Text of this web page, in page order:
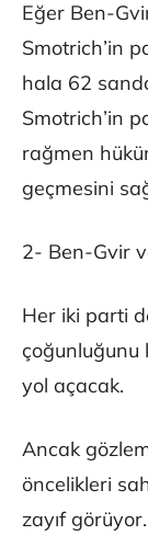
Eğer Ben-
Smotrich’in
hala 62
Smotrich’in
rağmen
geçmesini
2- Ben-Gvir
Her iki parti
çoğunluğunu
yol açacak.
Ancak
öncelikleri
zayıf görüyor.